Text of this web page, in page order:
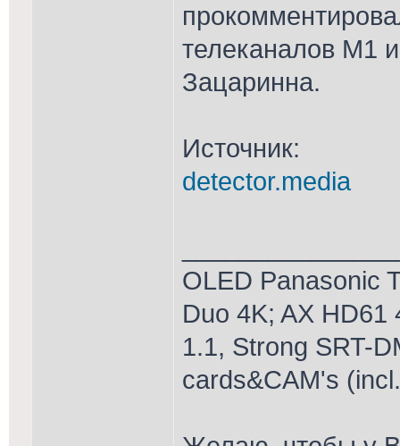
телеканалов М1
Зацаринна.
Источник:
detector.media
OLED Panasonic
Duo 4K; AX HD61
1.1, Strong SRT-
cards&CAM's